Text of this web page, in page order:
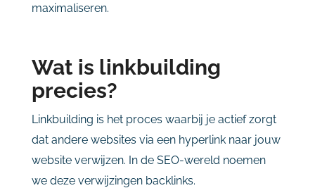
maximaliseren.
Wat is linkbuilding
precies?
Linkbuilding is het proces waarbij je actief zorgt
dat andere websites via een hyperlink naar jouw
website verwijzen. In de SEO-wereld noemen
we deze verwijzingen backlinks.